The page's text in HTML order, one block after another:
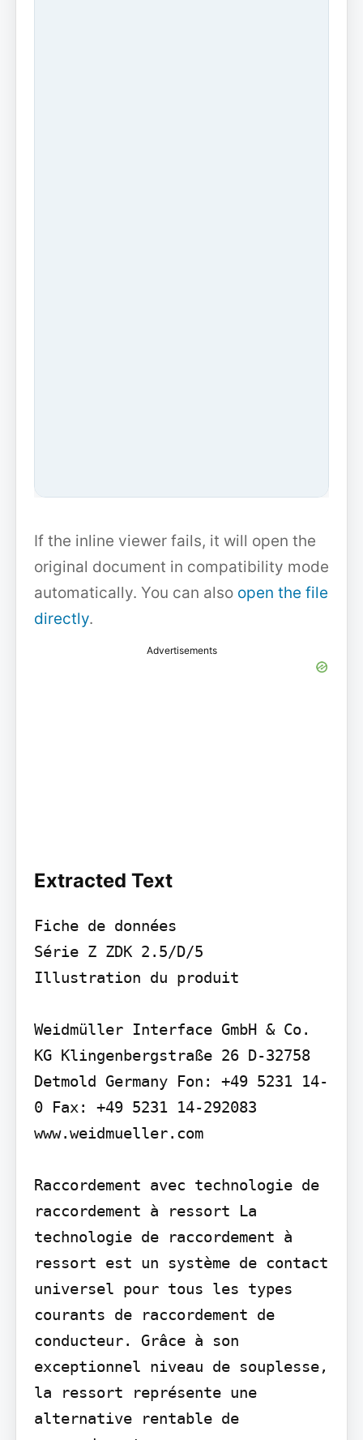
If the inline viewer fails, it will open the
original document in compatibility mode
automatically. You can also open the file
directly.
Advertisements
Extracted Text
Fiche de données
Série Z ZDK 2.5/D/5
Illustration du produit
Weidmüller Interface GmbH & Co.
KG Klingenbergstraße 26 D-32758
Detmold Germany Fon: +49 5231 14-
0 Fax: +49 5231 14-292083
www.weidmueller.com
Raccordement avec technologie de
raccordement à ressort La
technologie de raccordement à
ressort est un système de contact
universel pour tous les types
courants de raccordement de
conducteur. Grâce à son
exceptionnel niveau de souplesse,
la ressort représente une
alternative rentable de